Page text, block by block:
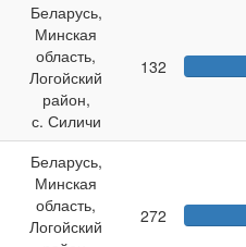
Беларусь,
Минская
область,
Логойский
район,
с. Силичи
132
Беларусь,
Минская
область,
Логойский
272